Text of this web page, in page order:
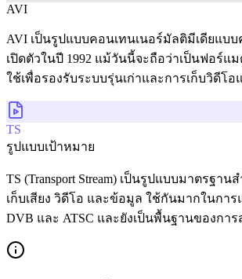
AVI
AVI เป็นรูปแบบคอนเทนเนอร์มัลติมีเดียแบบ
เปิดตัวในปี 1992 แม้วันนี้จะถือว่าเป็นฟอร์แ
ใช้เพื่อรองรับระบบรุ่นเก่าและการเก็บวิดีโ
TS
รูปแบบเป้าหมาย
TS (Transport Stream) เป็นรูปแบบมาตรฐา
เก็บเสียง วิดีโอ และข้อมูล ใช้กันมากในกา
DVB และ ATSC และยังเป็นพื้นฐานของกา